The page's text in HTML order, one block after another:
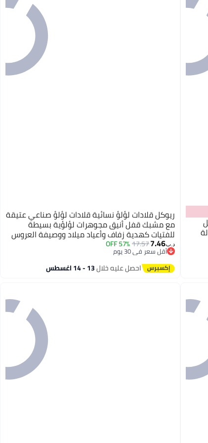
ريوكل قلادات لؤلؤ نسائية قلادات لؤلؤ صناعي عتيقة
مع مشبك قفل أنيق مجوهرات لؤلؤية بسيطة
للفتيات كهدية زفاف وأعياد ميلاد ووصيفة العروس
د.ب‏7.46
17.57
57% OFF
أقل سعر في 30 يوم
احصل عليه خلال13 - 14 اغسطس